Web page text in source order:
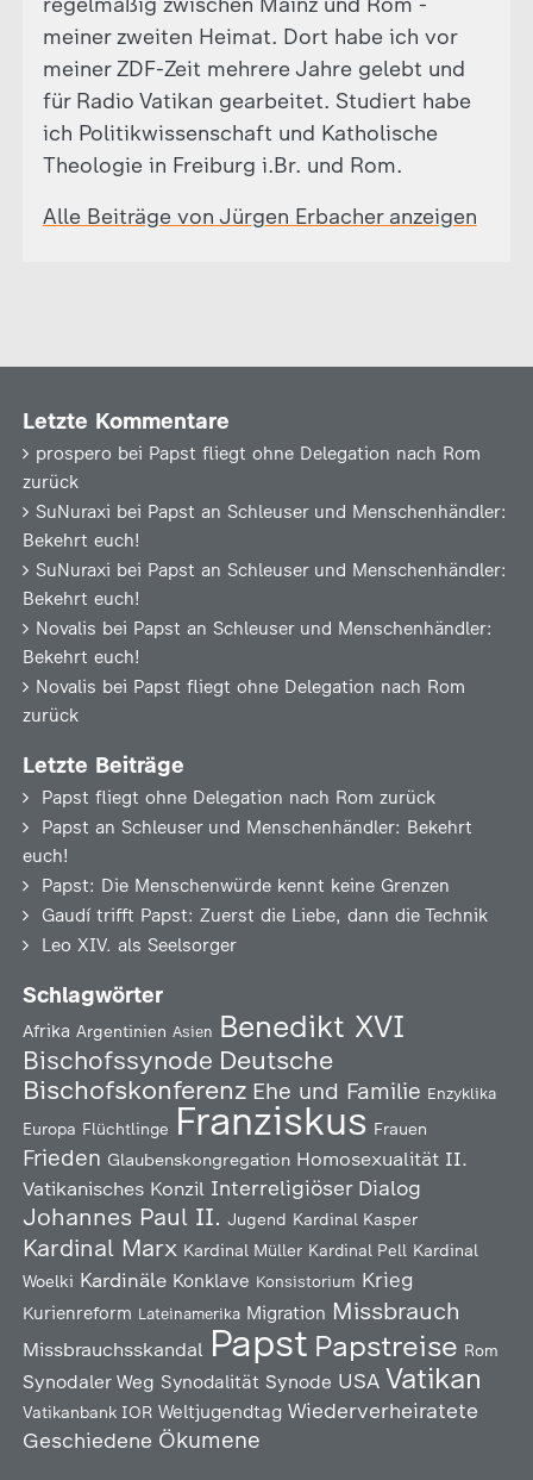
meiner zweiten Heimat. Dort habe ich vor
meiner ZDF-Zeit mehrere Jahre gelebt und
für Radio Vatikan gearbeitet. Studiert habe
ich Politikwissenschaft und Katholische
Theologie in Freiburg i.Br. und Rom.
Alle Beiträge von Jürgen Erbacher anzeigen
Letzte Kommentare
prospero bei Papst fliegt ohne Delegation nach Rom
zurück
SuNuraxi bei Papst an Schleuser und Menschenhändler:
Bekehrt euch!
SuNuraxi bei Papst an Schleuser und Menschenhändler:
Bekehrt euch!
Novalis bei Papst an Schleuser und Menschenhändler:
Bekehrt euch!
Novalis bei Papst fliegt ohne Delegation nach Rom
zurück
Letzte Beiträge
Papst fliegt ohne Delegation nach Rom zurück
Papst an Schleuser und Menschenhändler: Bekehrt
euch!
Papst: Die Menschenwürde kennt keine Grenzen
Gaudí trifft Papst: Zuerst die Liebe, dann die Technik
Leo XIV. als Seelsorger
Schlagwörter
Afrika Argentinien Asien Benedikt XVI
Bischofssynode Deutsche
Bischofskonferenz Ehe und Familie Enzyklika
Europa Flüchtlinge Franziskus Frauen
Frieden Glaubenskongregation Homosexualität II.
Vatikanisches Konzil Interreligiöser Dialog
Johannes Paul II. Jugend Kardinal Kasper
Kardinal Marx Kardinal Müller Kardinal Pell Kardinal
Woelki Kardinäle Konklave Konsistorium Krieg
Kurienreform Lateinamerika Migration Missbrauch
Missbrauchsskandal Papst Papstreise Rom
Synodaler Weg Synodalität Synode USA Vatikan
Vatikanbank IOR Weltjugendtag Wiederverheiratete
Geschiedene Ökumene